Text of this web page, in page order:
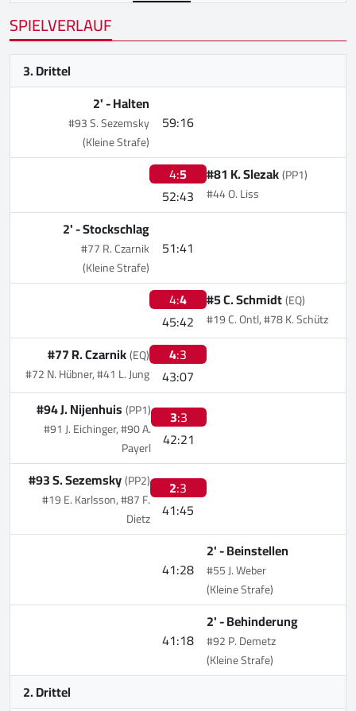
SPIELVERLAUF
3. Drittel
59:16
2' -Halten
#93 S. Sezemsky
(Kleine Strafe)
4:5
52:43
#81 K. Slezak(PP1)
#44 O. Liss
51:41
2' -Stockschlag
#77 R. Czarnik
(Kleine Strafe)
4:4
45:42
#5 C. Schmidt(EQ)
#19 C. Ontl, #78 K. Schütz
4:3
43:07
#77 R. Czarnik(EQ)
#72 N. Hübner, #41 L. Jung
3:3
42:21
#94 J. Nijenhuis (PP1)
#91 J. Eichinger, #90 A.
Payerl
2:3
41:45
#93 S. Sezemsky(PP2)
#19 E. Karlsson, #87 F.
Dietz
41:28
2' -Beinstellen
#55 J. Weber
(Kleine Strafe)
41:18
2' -Behinderung
#92 P. Demetz
(Kleine Strafe)
2. Drittel